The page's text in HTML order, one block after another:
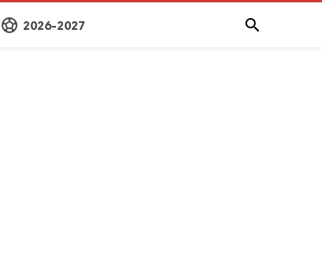
sports_soccer 2026-2027 